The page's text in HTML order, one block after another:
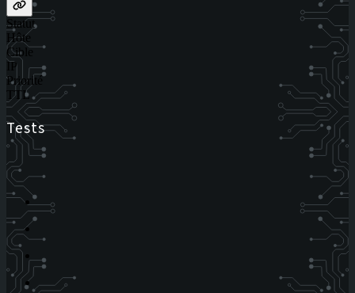
Statut
Hôte
Cible
IP
Priorité
TTL
Tests